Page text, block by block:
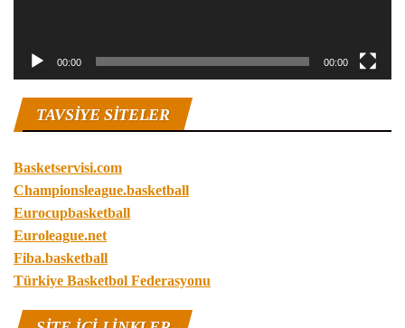
00:00 00:00
TAVSIYE SITELER
Basketservisi.com
Championsleague.basketball
Eurocupbasketball
Euroleague.net
Fiba.basketball
Türkiye Basketbol Federasyonu